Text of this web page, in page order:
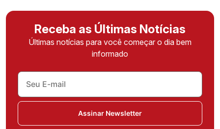
Receba as Últimas Notícias
Últimas notícias para você começar o dia bem
informado
Assinar Newsletter